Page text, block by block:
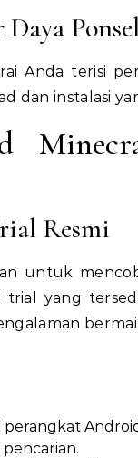
Anda terisi
dan instalasi
Resmi
untuk
yang
pencarian.